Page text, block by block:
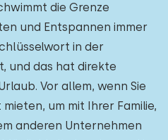
die Grenze
und Entspannen immer
in der
und das hat direkte
Vor allem, wenn Sie
um mit Ihrer Familie,
anderen Unternehmen